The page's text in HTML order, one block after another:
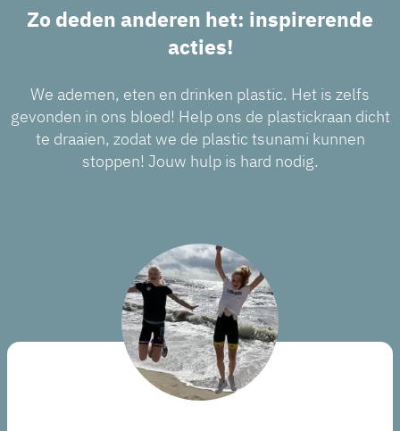
Zo deden anderen het: inspirerende
acties!
We ademen, eten en drinken plastic. Het is zelfs
gevonden in ons bloed! Help ons de plastickraan dicht
te draaien, zodat we de plastic tsunami kunnen
stoppen! Jouw hulp is hard nodig.